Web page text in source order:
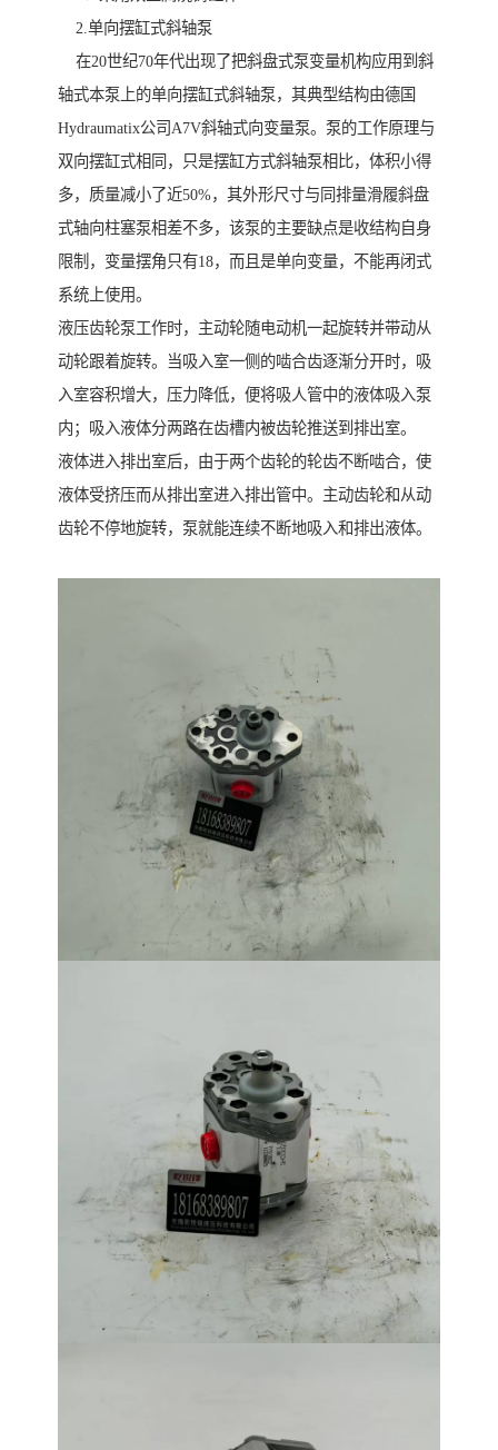
2.单向摆缸式斜轴泵
在20世纪70年代出现了把斜盘式泵变量机构应用到斜
轴式本泵上的单向摆缸式斜轴泵，其典型结构由德国
Hydraumatix公司A7V斜轴式向变量泵。泵的工作原理与
双向摆缸式相同，只是摆缸方式斜轴泵相比，体积小得
多，质量减小了近50%，其外形尺寸与同排量滑履斜盘
式轴向柱塞泵相差不多，该泵的主要缺点是收结构自身
限制，变量摆角只有18，而且是单向变量，不能再闭式
系统上使用。
液压齿轮泵工作时，主动轮随电动机一起旋转并带动从
动轮跟着旋转。当吸入室一侧的啮合齿逐渐分开时，吸
入室容积增大，压力降低，便将吸人管中的液体吸入泵
内；吸入液体分两路在齿槽内被齿轮推送到排出室。
液体进入排出室后，由于两个齿轮的轮齿不断啮合，使
液体受挤压而从排出室进入排出管中。主动齿轮和从动
齿轮不停地旋转，泵就能连续不断地吸入和排出液体。